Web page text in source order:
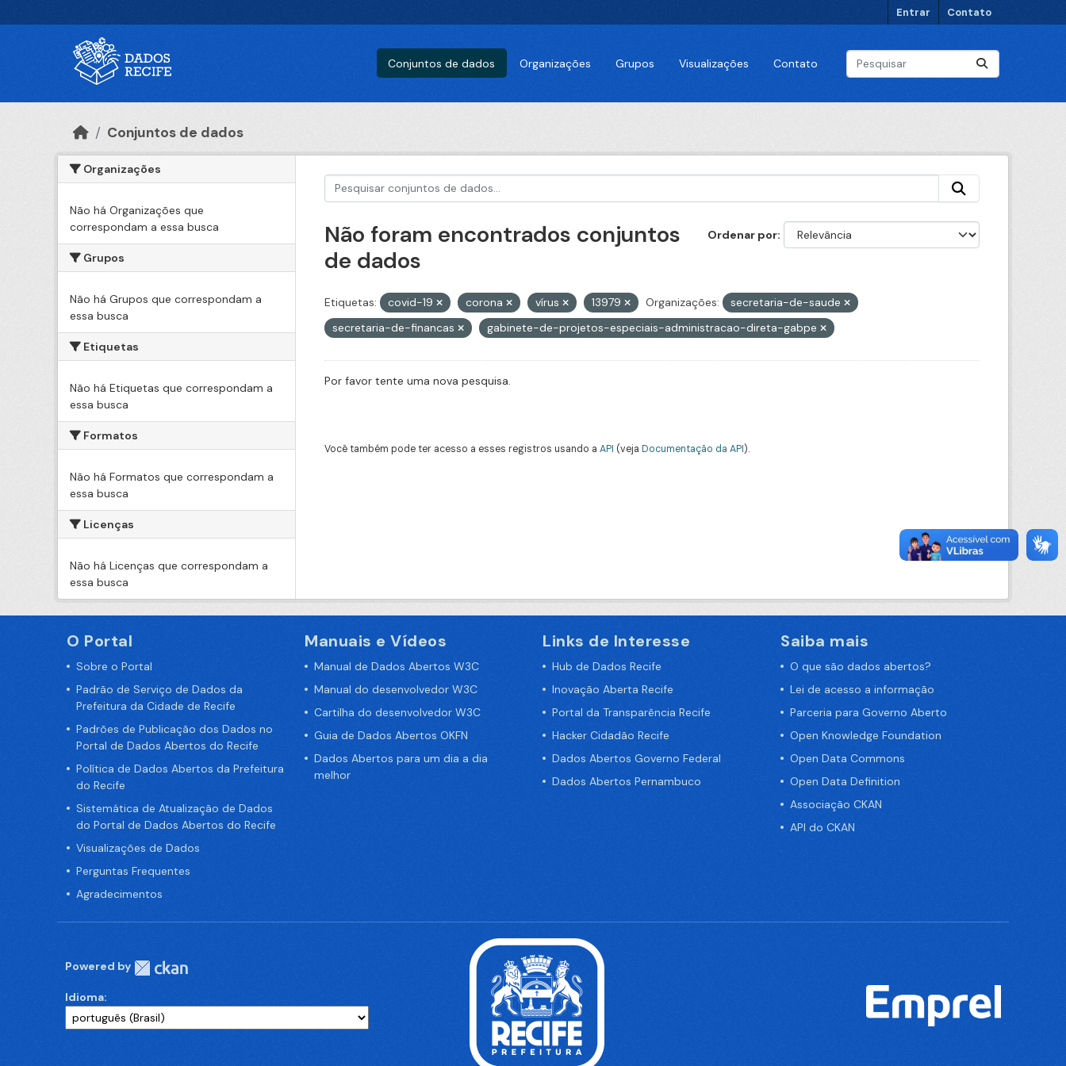
Entrar Contato
Conjuntos de dados Organizações Grupos Visualizações Contato
Conjuntos de dados
Organizações
Não há Organizações que
correspondam a essa busca
Grupos
Não há Grupos que correspondam a
essa busca
Etiquetas
Não há Etiquetas que correspondam a
essa busca
Formatos
Não há Formatos que correspondam a
essa busca
Licenças
Não há Licenças que correspondam a
essa busca
Ordenar por
Não foram encontrados conjuntos
de dados
Etiquetas: covid-19 corona vírus 13979 Organizações:
secretaria-de-saude
secretaria-de-financas
gabinete-de-projetos-especiais-administracao-direta-gabpe
Por favor tente uma nova pesquisa.
Você também pode ter acesso a esses registros usando a API (veja Documentação da API).
O Portal
Sobre o Portal
Padrão de Serviço de Dados da
Prefeitura da Cidade de Recife
Padrões de Publicação dos Dados no
Portal de Dados Abertos do Recife
Política de Dados Abertos da Prefeitura
do Recife
Sistemática de Atualização de Dados
do Portal de Dados Abertos do Recife
Visualizações de Dados
Perguntas Frequentes
Agradecimentos
Manuais e Vídeos
Manual de Dados Abertos W3C
Manual do desenvolvedor W3C
Cartilha do desenvolvedor W3C
Guia de Dados Abertos OKFN
Dados Abertos para um dia a dia
melhor
Links de Interesse
Hub de Dados Recife
Inovação Aberta Recife
Portal da Transparência Recife
Hacker Cidadão Recife
Dados Abertos Governo Federal
Dados Abertos Pernambuco
Saiba mais
O que são dados abertos?
Lei de acesso a informação
Parceria para Governo Aberto
Open Knowledge Foundation
Open Data Commons
Open Data Definition
Associação CKAN
API do CKAN
Powered by
Idioma